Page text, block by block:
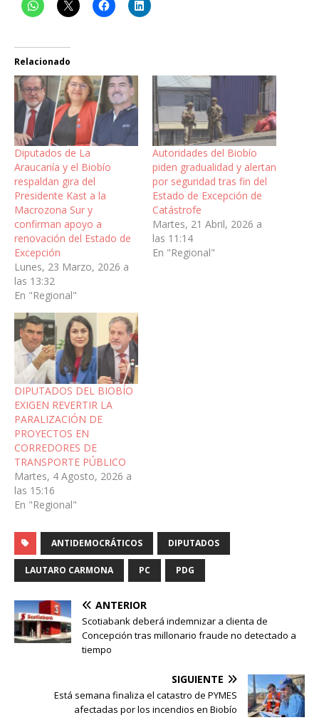
Relacionado
Diputados de La
Araucanía y el Biobío
respaldan gira del
Presidente Kast a la
Macrozona Sur y
confirman apoyo a
renovación del Estado de
Excepción
Lunes, 23 Marzo, 2026 a
las 13:32
En "Regional"
Autoridades del Biobío
piden gradualidad y alertan
por seguridad tras fin del
Estado de Excepción de
Catástrofe
Martes, 21 Abril, 2026 a
las 11:14
En "Regional"
DIPUTADOS DEL BIOBÍO
EXIGEN REVERTIR LA
PARALIZACIÓN DE
PROYECTOS EN
CORREDORES DE
TRANSPORTE PÚBLICO
Martes, 4 Agosto, 2026 a
las 15:16
En "Regional"
ANTIDEMOCRÁTICOS DIPUTADOS
LAUTARO CARMONA PC PDG
ANTERIOR
Scotiabank deberá indemnizar a clienta de
Concepción tras millonario fraude no detectado a
tiempo
SIGUIENTE
Está semana finaliza el catastro de PYMES
afectadas por los incendios en Biobío